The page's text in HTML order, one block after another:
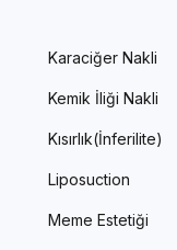
Karaciğer Nakli
Kemik İliği Nakli
Kısırlık(İnferilite)
Liposuction
Meme Estetiği